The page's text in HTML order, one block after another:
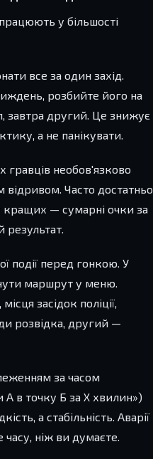
у більшості
все за один захід.
розбийте його на
завтра другий. Це знижує
а не панікувати.
необов'язково
Часто достатньо
кращих — сумарні очки за
результат.
події перед гонкою. У
маршрут у меню.
засідок поліції,
розвідка, другий —
за часом
А в точку Б за X хвилин»)
а стабільність. Аварії
часу, ніж ви думаєте.